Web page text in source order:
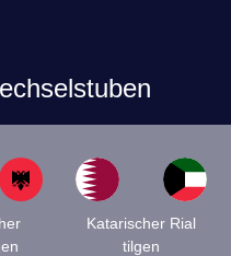
Katarischer Rial
tilgen